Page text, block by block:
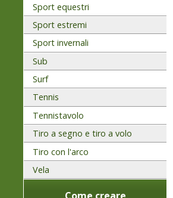
Sport equestri
Sport estremi
Sport invernali
Sub
Surf
Tennis
Tennistavolo
Tiro a segno e tiro a volo
Tiro con l'arco
Vela